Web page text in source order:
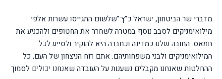
מדברי שר הביטחון, ישראל כ"ץ:"שלשום התגייסו עשרות אלפי
מילואימניקים לסבב נוסף במטרה לשחרר את החטופים ולהכניע את
חמאס. החובה שלנו כמדינה וכחברה היא להוקיר ולסייע לכל
המילואימניקים ולבני משפחותיהם. אתם רוח הניצחון של העם, כל
ההחלטות שאנחנו מקבלים נשענות על העובדה שאנחנו יכולים לסמוך